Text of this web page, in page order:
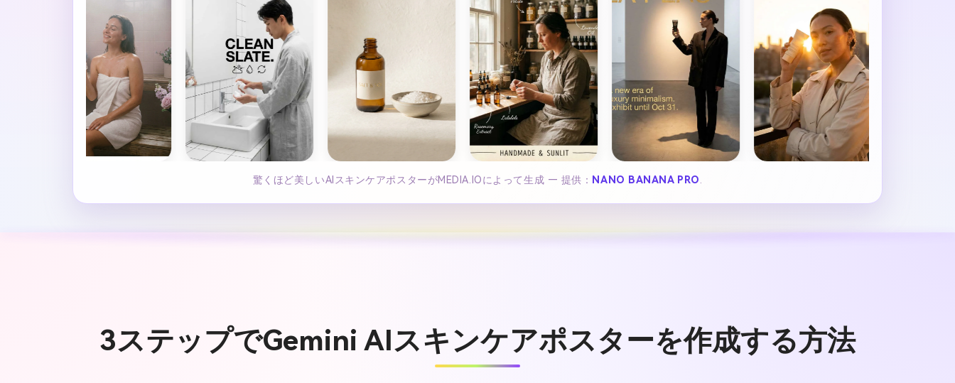
驚くほど美しいAIスキンケアポスターがMEDIA.IOによって生成 — 提供： NANO BANANA PRO
3ステップでGemini AIスキンケアポスターを作成する方法